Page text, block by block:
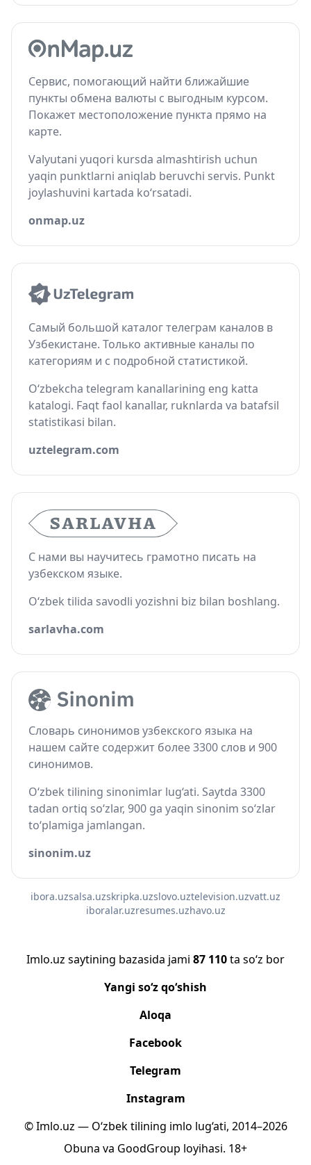
Сервис, помогающий найти ближайшие
пункты обмена валюты с выгодным курсом.
Покажет местоположение пункта прямо на
карте.
Valyutani yuqori kursda almashtirish uchun
yaqin punktlarni aniqlab beruvchi servis. Punkt
joylashuvini kartada ko‘rsatadi.
onmap.uz
Самый большой каталог телеграм каналов в
Узбекистане. Только активные каналы по
категориям и с подробной статистикой.
O‘zbekcha telegram kanallarining eng katta
katalogi. Faqt faol kanallar, ruknlarda va batafsil
statistikasi bilan.
uztelegram.com
С нами вы научитесь грамотно писать на
узбекском языке.
O‘zbek tilida savodli yozishni biz bilan boshlang.
sarlavha.com
Словарь синонимов узбекского языка на
нашем сайте содержит более 3300 слов и 900
синонимов.
O‘zbek tilining sinonimlar lug‘ati. Saytda 3300
tadan ortiq so‘zlar, 900 ga yaqin sinonim so‘zlar
to‘plamiga jamlangan.
sinonim.uz
ibora.uzsalsa.uzskripka.uzslovo.uztelevision.uzvatt.uz
iboralar.uzresumes.uzhavo.uz
Imlo.uz saytining bazasida jami 87 110ta so‘z bor
Yangi so‘z qo‘shish
Aloqa
Facebook
Telegram
Instagram
© Imlo.uz — O‘zbek tilining imlo lug‘ati, 2014–2026
Obuna va GoodGroup loyihasi. 18+